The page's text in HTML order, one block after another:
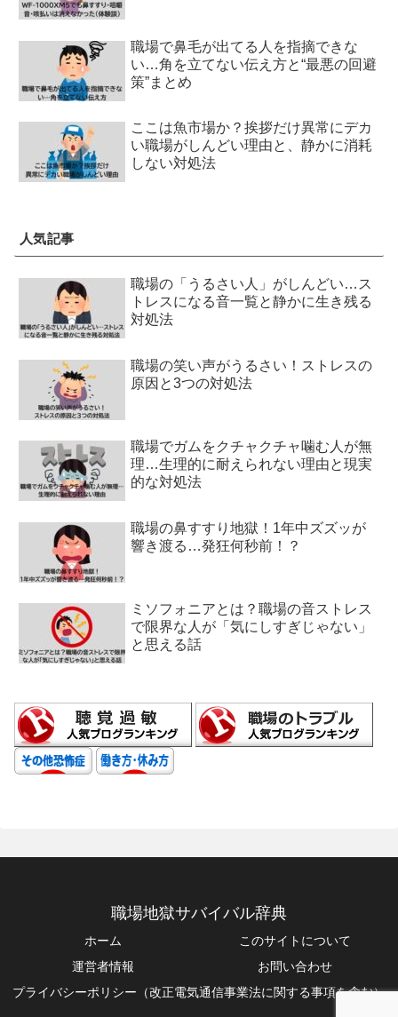
職場で鼻毛が出てる人を指摘できな
い…角を立てない伝え方と“最悪の回避
策”まとめ
ここは魚市場か？挨拶だけ異常にデカ
い職場がしんどい理由と、静かに消耗
しない対処法
人気記事
職場の「うるさい人」がしんどい…ス
トレスになる音一覧と静かに生き残る
対処法
職場の笑い声がうるさい！ストレスの
原因と3つの対処法
職場でガムをクチャクチャ噛む人が無
理…生理的に耐えられない理由と現実
的な対処法
職場の鼻すすり地獄！1年中ズズッが
響き渡る…発狂何秒前！？
ミソフォニアとは？職場の音ストレス
で限界な人が「気にしすぎじゃない」
と思える話
職場地獄サバイバル辞典
ホーム
このサイトについて
運営者情報
お問い合わせ
プライバシーポリシー（改正電気通信事業法に関する事項を含む）